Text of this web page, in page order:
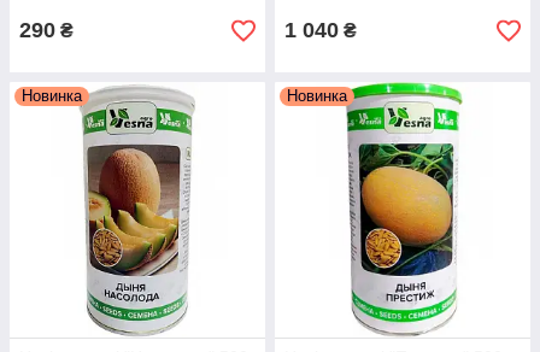
290 ₴ 1 040 ₴
Новинка Новинка